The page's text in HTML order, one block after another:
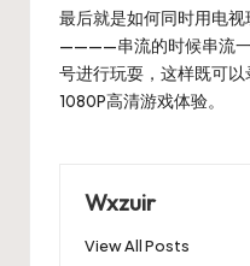
最后就是如何同时用电
————串流的时候串流一
号进行玩耍，这样既可
1080P高清游戏体验。
Wxzuir
View All Posts